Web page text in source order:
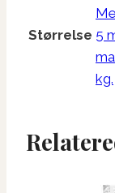
Størrelse 5
kg.